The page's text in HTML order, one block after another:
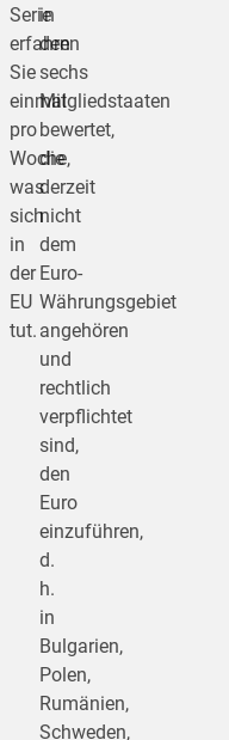
Serie
erfahren
Sie
einmal
pro
Woche,
was
sich
in
der
EU
tut.
in
den
sechs
Mitgliedstaaten
bewertet,
die
derzeit
nicht
dem
Euro-
Währungsgebiet
angehören
und
rechtlich
verpflichtet
sind,
den
Euro
einzuführen,
d.
h.
in
Bulgarien,
Polen,
Rumänien,
Schweden,